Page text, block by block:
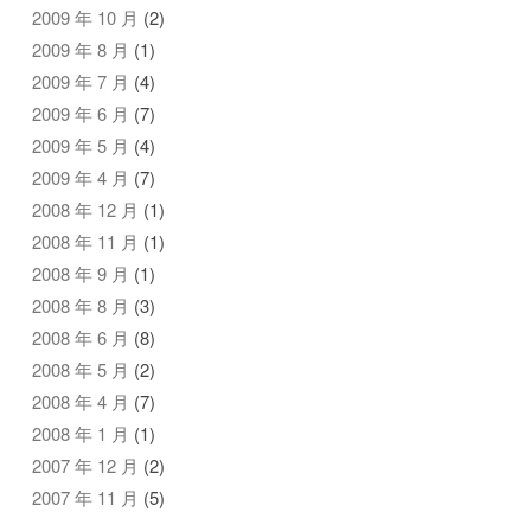
2009 年 10 月 (2)
2009 年 8 月 (1)
2009 年 7 月 (4)
2009 年 6 月 (7)
2009 年 5 月 (4)
2009 年 4 月 (7)
2008 年 12 月 (1)
2008 年 11 月 (1)
2008 年 9 月 (1)
2008 年 8 月 (3)
2008 年 6 月 (8)
2008 年 5 月 (2)
2008 年 4 月 (7)
2008 年 1 月 (1)
2007 年 12 月 (2)
2007 年 11 月 (5)